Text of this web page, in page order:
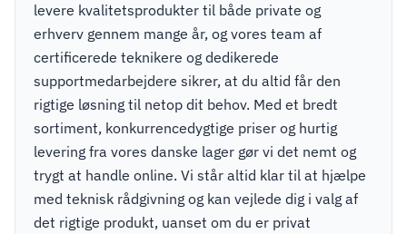
levere kvalitetsprodukter til både private og
erhverv gennem mange år, og vores team af
certificerede teknikere og dedikerede
supportmedarbejdere sikrer, at du altid får den
rigtige løsning til netop dit behov. Med et bredt
sortiment, konkurrencedygtige priser og hurtig
levering fra vores danske lager gør vi det nemt og
trygt at handle online. Vi står altid klar til at hjælpe
med teknisk rådgivning og kan vejlede dig i valg af
det rigtige produkt, uanset om du er privat